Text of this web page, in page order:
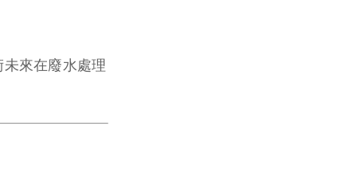
來在廢水處理